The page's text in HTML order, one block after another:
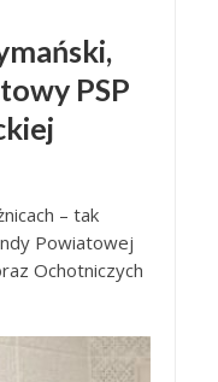
PSP
– tak
Powiatowej
Ochotniczych